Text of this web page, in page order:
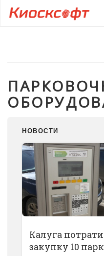
НОВОСТИ
Калуга
закупку 10